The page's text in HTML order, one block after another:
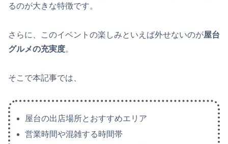
るのが大きな特徴です。
さらに、このイベントの楽しみといえば外せないのが屋台
グルメの充実度。
そこで本記事では、
屋台の出店場所とおすすめエリア
営業時間や混雑する時間帯